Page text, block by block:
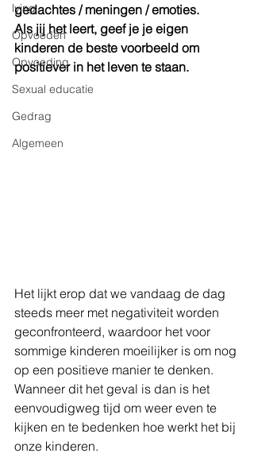
lying
Opvoeden
Opvoeding
Sexual educatie
Gedrag
Algemeen
gedachtes / meningen / emoties.
Als jij het leert, geef je je eigen
kinderen de beste voorbeeld om
positiever in het leven te staan.
Het lijkt erop dat we vandaag de dag
steeds meer met negativiteit worden
geconfronteerd, waardoor het voor
sommige kinderen moeilijker is om nog
op een positieve manier te denken.
Wanneer dit het geval is dan is het
eenvoudigweg tijd om weer even te
kijken en te bedenken hoe werkt het bij
onze kinderen.